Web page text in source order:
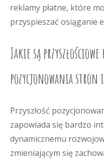
reklamy płatne, które
przyspieszać osiąganie
Jakie są
pozycjonowania
Przyszłość
zapowiada się bardzo
dynamicznemu
zmieniającym się